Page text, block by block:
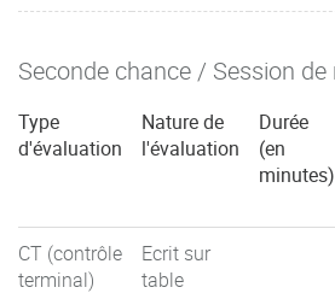
Seconde chance / Session
Type
d'évaluation
Nature de
l'évaluation
Durée
(en
minutes)
CT (contrôle
terminal)
Ecrit sur
table